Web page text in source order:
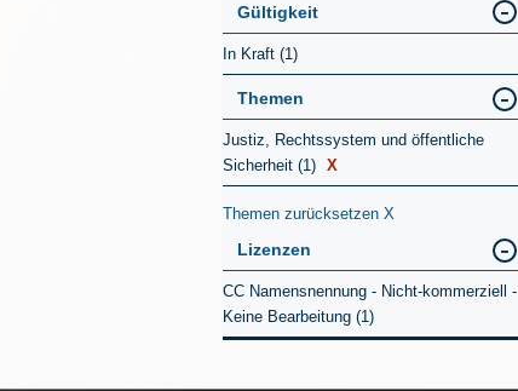
Gültigkeit
In Kraft (1)
Themen
Justiz, Rechtssystem und öffentliche
Sicherheit (1) X
Themen zurücksetzen X
Lizenzen
CC Namensnennung - Nicht-kommerziell -
Keine Bearbeitung (1)